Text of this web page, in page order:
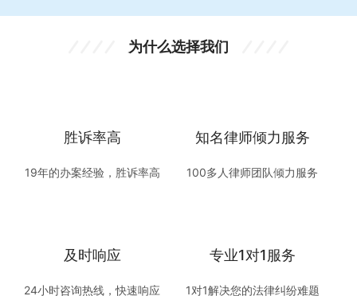
为什么选择我们
胜诉率高
19年的办案经验，胜诉率高
知名律师倾力服务
100多人律师团队倾力服务
及时响应
24小时咨询热线，快速响应
专业1对1服务
1对1解决您的法律纠纷难题